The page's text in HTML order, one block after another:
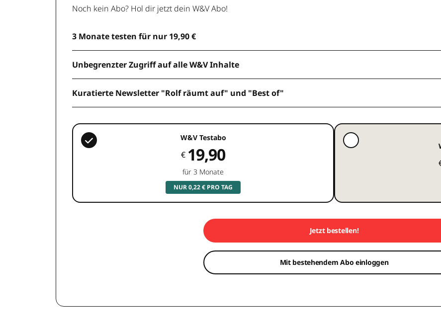
Noch kein Abo? Hol dir jetzt dein W&V Abo!
3 Monate testen für nur 19,90 €
Unbegrenzter Zugriff auf alle W&V Inhalte
Kuratierte Newsletter "Rolf räumt auf" und "Best of"
W&V Testabo
€ 19,90
für 3 Monate
NUR 0,22 € PRO TAG
Jetzt bestellen!
Mit bestehendem Abo einloggen